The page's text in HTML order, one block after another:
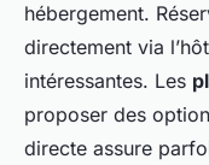
hébergement.
directement via
intéressantes. Les
proposer des
directe assure